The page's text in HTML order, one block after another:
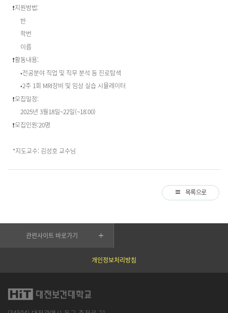
❗지원방법:
반
학번
이름
❗활동내용:
•전공분야 직업 및 직무 분석 등 진로탐색
•2주 1회 MRI장비 및 임상 실습 시뮬레이터
❗모집일정:
2025년 3월18일~22일(~18:00)
❗모집인원:20명
*지도교수: 김성호 교수님
목록으로
관련사이트 바로가기
개인정보처리방침